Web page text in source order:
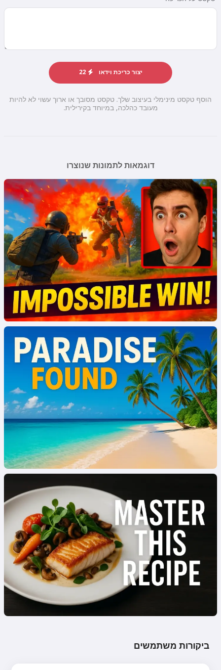
יצור כריכת וידאו 22
הוסף טקסט מינימלי בעיצוב שלך. טקסט מסובך או ארוך עשוי לא להיות
מעובד כהלכה, במיוחד בקירילית.
דוגמאות לתמונות שנוצרו
ביקורות משתמשים